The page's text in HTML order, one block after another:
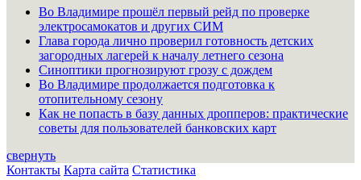
Во Владимире прошёл первый рейд по проверке
электросамокатов и других СИМ
Глава города лично проверил готовность детских
загородных лагерей к началу летнего сезона
Синоптики прогнозируют грозу с дождем
Во Владимире продолжается подготовка к
отопительному сезону
Как не попасть в базу данных дропперов: практические
советы для пользователей банковских карт
свернуть
Контакты Карта сайта Статистика